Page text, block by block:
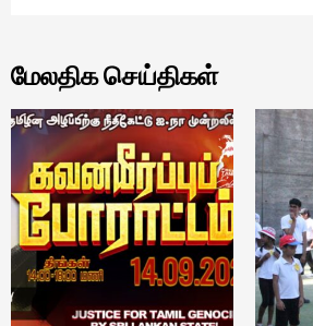
மேலதிக செய்திகள்